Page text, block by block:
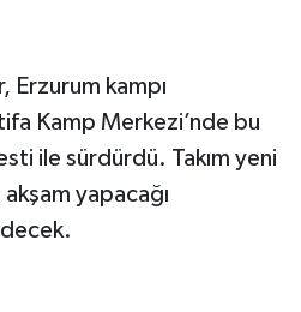
Erzurum kampı
Kamp Merkezi’nde bu
ile sürdürdü. Takım yeni
akşam yapacağı